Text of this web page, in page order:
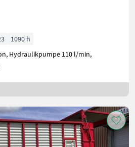
1090 h
Hydraulikpumpe 110 l/min,